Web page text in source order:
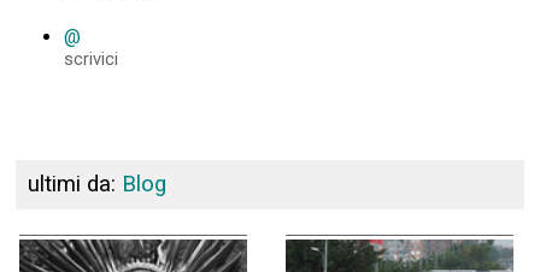
@
scrivici
ultimi da: Blog